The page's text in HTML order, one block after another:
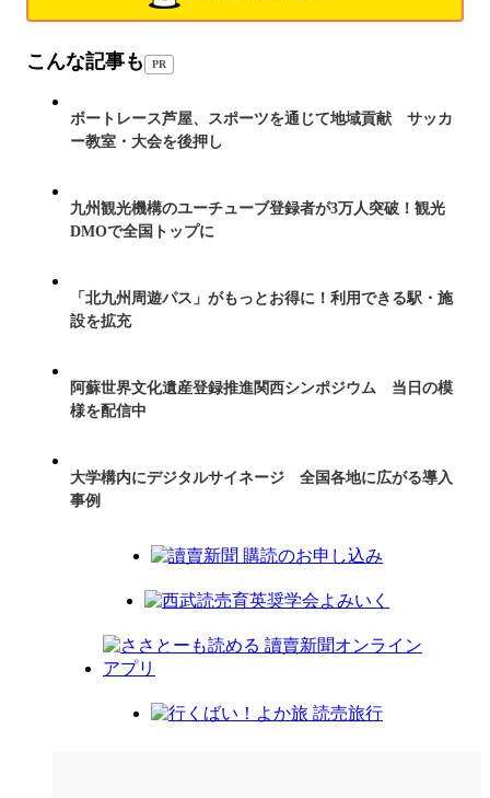
こんな記事も PR
ボートレース芦屋、スポーツを通じて地域貢献 サッカ
ー教室・大会を後押し
九州観光機構のユーチューブ登録者が3万人突破！観光
DMOで全国トップに
「北九州周遊パス」がもっとお得に！利用できる駅・施
設を拡充
阿蘇世界文化遺産登録推進関西シンポジウム 当日の模
様を配信中
大学構内にデジタルサイネージ 全国各地に広がる導入
事例